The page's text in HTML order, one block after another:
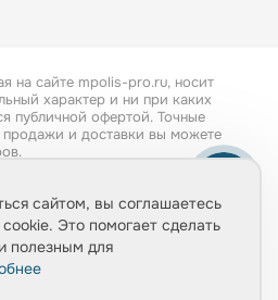
на сайте mpolis-pro.ru, носит
характер и ни при каких
публичной офертой. Точные
продажи и доставки вы можете
данных
сайтом, вы соглашаетесь
Это помогает сделать
полезным для